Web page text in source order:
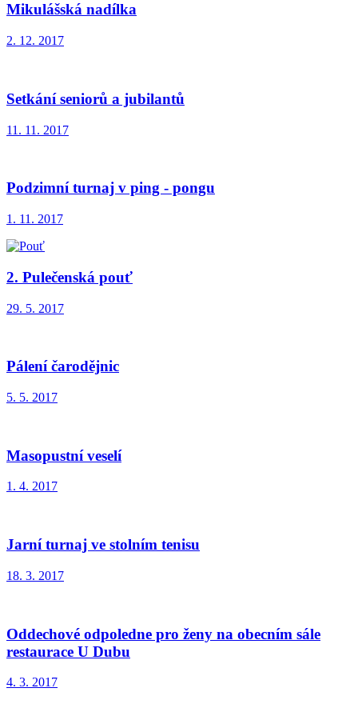
Mikulášská nadílka
2. 12. 2017
Setkání seniorů a jubilantů
11. 11. 2017
Podzimní turnaj v ping - pongu
1. 11. 2017
2. Pulečenská pouť
29. 5. 2017
Pálení čarodějnic
5. 5. 2017
Masopustní veselí
1. 4. 2017
Jarní turnaj ve stolním tenisu
18. 3. 2017
Oddechové odpoledne pro ženy na obecním sále
restaurace U Dubu
4. 3. 2017